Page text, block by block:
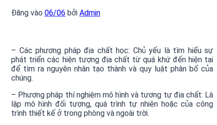
Đăng vào 06/06 bởi Admin
– Các phương pháp địa chất học: Chủ yếu là tìm hiểu sự
phát triển các hiện tượng địa chất từ quá khứ đến hiện tại
để tìm ra nguyên nhân tạo thành và quy luật phân bố của
chúng.
– Phương pháp thí nghiệm mô hình và tương tự địa chất: Là
lập mô hình đối tượng, quá trình tự nhiên hoặc của công
trình thiết kế ở trong phòng và ngoài trời.